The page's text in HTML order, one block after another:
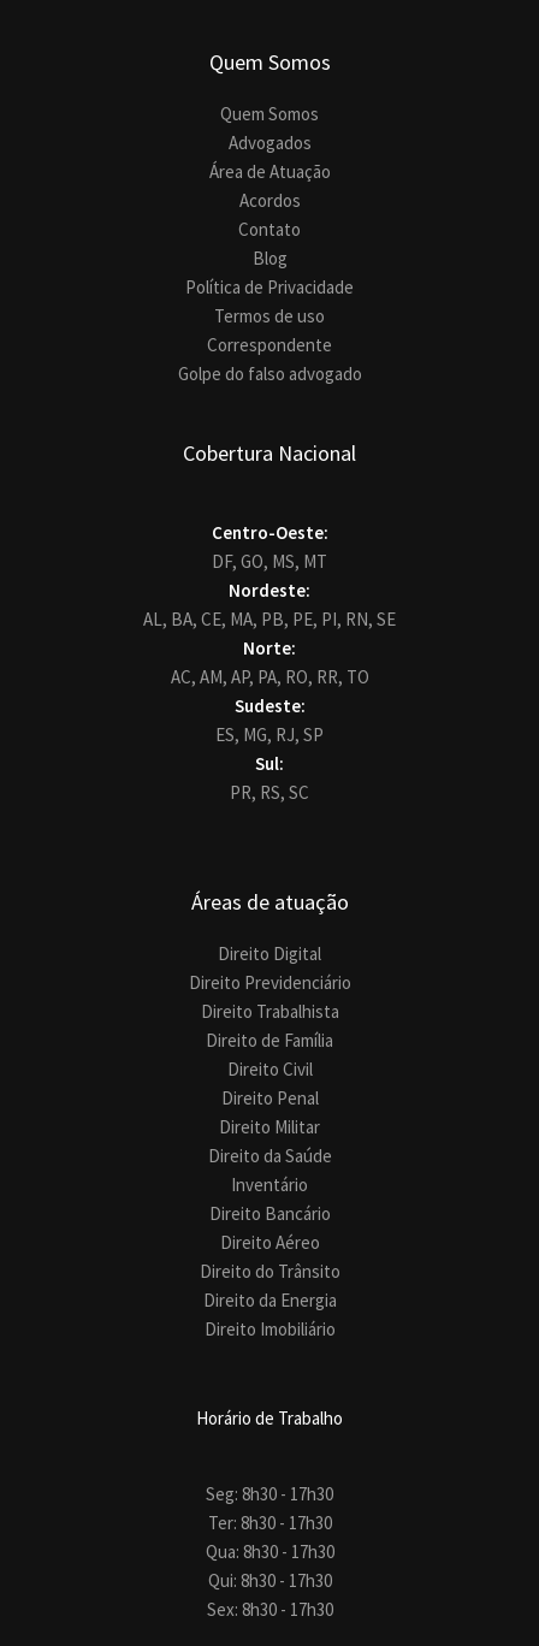
Quem Somos
Quem Somos
Advogados
Área de Atuação
Acordos
Contato
Blog
Política de Privacidade
Termos de uso
Correspondente
Golpe do falso advogado
Cobertura Nacional
Centro-Oeste:
DF, GO, MS, MT
Nordeste:
AL, BA, CE, MA, PB, PE, PI, RN, SE
Norte:
AC, AM, AP, PA, RO, RR, TO
Sudeste:
ES, MG, RJ, SP
Sul:
PR, RS, SC
Áreas de atuação
Direito Digital
Direito Previdenciário
Direito Trabalhista
Direito de Família
Direito Civil
Direito Penal
Direito Militar
Direito da Saúde
Inventário
Direito Bancário
Direito Aéreo
Direito do Trânsito
Direito da Energia
Direito Imobiliário
Horário de Trabalho
Seg: 8h30 - 17h30
Ter: 8h30 - 17h30
Qua: 8h30 - 17h30
Qui: 8h30 - 17h30
Sex: 8h30 - 17h30